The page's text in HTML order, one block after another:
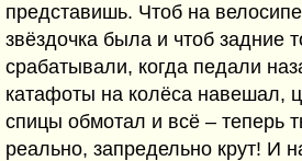
представишь. Чтоб на
звёздочка была и чтоб задние
срабатывали, когда педали
катафоты на колёса навешал,
спицы обмотал и всё – теперь
реально, запредельно крут! И